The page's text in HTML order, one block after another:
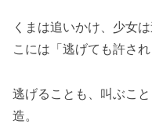
くまは追いかけ、少女
こには「逃げても許さ
逃げることも、叫ぶこ
造。